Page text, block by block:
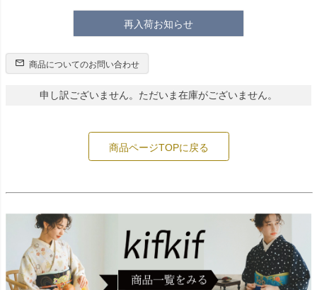
再入荷お知らせ
商品についてのお問い合わせ
申し訳ございません。ただいま在庫がございません。
商品ページTOPに戻る